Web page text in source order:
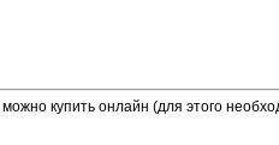
можно купить онлайн (для этого